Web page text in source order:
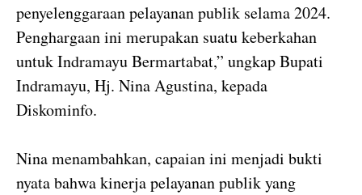
penyelenggaraan pelayanan publik selama 2024.
Penghargaan ini merupakan suatu keberkahan
untuk Indramayu Bermartabat,” ungkap Bupati
Indramayu, Hj. Nina Agustina, kepada
Diskominfo.
Nina menambahkan, capaian ini menjadi bukti
nyata bahwa kinerja pelayanan publik yang